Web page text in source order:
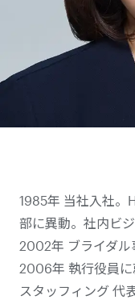
1985年 当社入社。
部に異動。社内ビ
2002年 ブライダル
2006年 執行役員
スタッフィング 代